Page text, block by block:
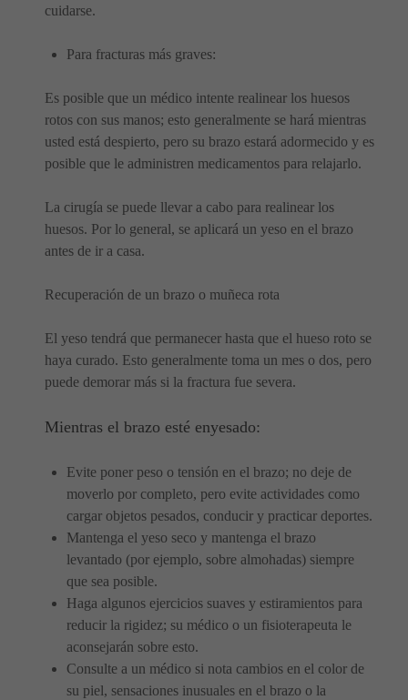
cuidarse.
Para fracturas más graves:
Es posible que un médico intente realinear los huesos
rotos con sus manos; esto generalmente se hará mientras
usted está despierto, pero su brazo estará adormecido y es
posible que le administren medicamentos para relajarlo.
La cirugía se puede llevar a cabo para realinear los
huesos. Por lo general, se aplicará un yeso en el brazo
antes de ir a casa.
Recuperación de un brazo o muñeca rota
El yeso tendrá que permanecer hasta que el hueso roto se
haya curado. Esto generalmente toma un mes o dos, pero
puede demorar más si la fractura fue severa.
Mientras el brazo esté enyesado:
Evite poner peso o tensión en el brazo; no deje de
moverlo por completo, pero evite actividades como
cargar objetos pesados, conducir y practicar deportes.
Mantenga el yeso seco y mantenga el brazo
levantado (por ejemplo, sobre almohadas) siempre
que sea posible.
Haga algunos ejercicios suaves y estiramientos para
reducir la rigidez; su médico o un fisioterapeuta le
aconsejarán sobre esto.
Consulte a un médico si nota cambios en el color de
su piel, sensaciones inusuales en el brazo o la